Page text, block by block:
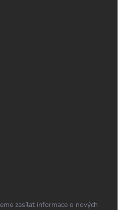
zasílat informace o nových